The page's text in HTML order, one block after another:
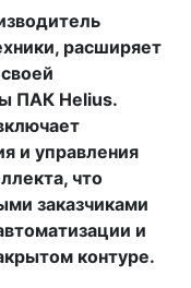
расширяет
ПАК Helius.
и управления
что
заказчиками
и
контуре.